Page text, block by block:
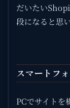
だいたい
段になると思い
スマートフ
PCでサイトを